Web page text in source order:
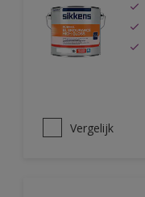
Vergelijk